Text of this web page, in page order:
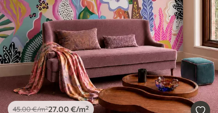
45.00€/m²27.00 €/m²